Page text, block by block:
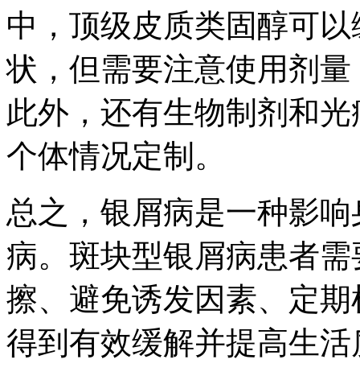
中，顶级皮质类固醇可
状，但需要注意使用剂
此外，还有生物制剂和
个体情况定制。
总之，银屑病是一种影
病。斑块型银屑病患者
擦、避免诱发因素、定
得到有效缓解并提高生活